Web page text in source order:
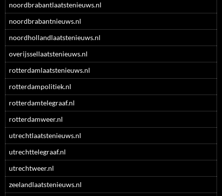
noordbrabantlaatstenieuws.nl
noordbrabantnieuws.nl
noordhollandlaatstenieuws.nl
overijssellaatstenieuws.nl
rotterdamlaatstenieuws.nl
rotterdampolitiek.nl
rotterdamtelegraaf.nl
rotterdamweer.nl
utrechtlaatstenieuws.nl
utrechttelegraaf.nl
utrechtweer.nl
zeelandlaatstenieuws.nl